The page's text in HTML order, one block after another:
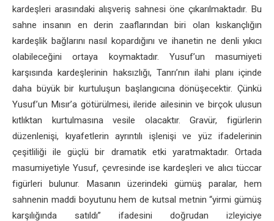
kardeşleri arasındaki alışveriş sahnesi öne çıkarılmaktadır. Bu
sahne insanın en derin zaaflarından biri olan kıskançlığın
kardeşlik bağlarını nasıl kopardığını ve ihanetin ne denli yıkıcı
olabileceğini ortaya koymaktadır. Yusuf’un masumiyeti
karşısında kardeşlerinin haksızlığı, Tanrı’nın ilahi planı içinde
daha büyük bir kurtuluşun başlangıcına dönüşecektir. Çünkü
Yusuf’un Mısır’a götürülmesi, ileride ailesinin ve birçok ulusun
kıtlıktan kurtulmasına vesile olacaktır. Gravür, figürlerin
düzenlenişi, kıyafetlerin ayrıntılı işlenişi ve yüz ifadelerinin
çeşitliliği ile güçlü bir dramatik etki yaratmaktadır. Ortada
masumiyetiyle Yusuf, çevresinde ise kardeşleri ve alıcı tüccar
figürleri bulunur. Masanın üzerindeki gümüş paralar, hem
sahnenin maddi boyutunu hem de kutsal metnin “yirmi gümüş
karşılığında satıldı” ifadesini doğrudan izleyiciye